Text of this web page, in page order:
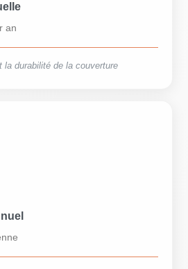
an
la durabilité de la couverture